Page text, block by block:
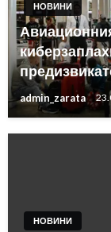
НОВИНИ
admin_zarata
НОВИНИ